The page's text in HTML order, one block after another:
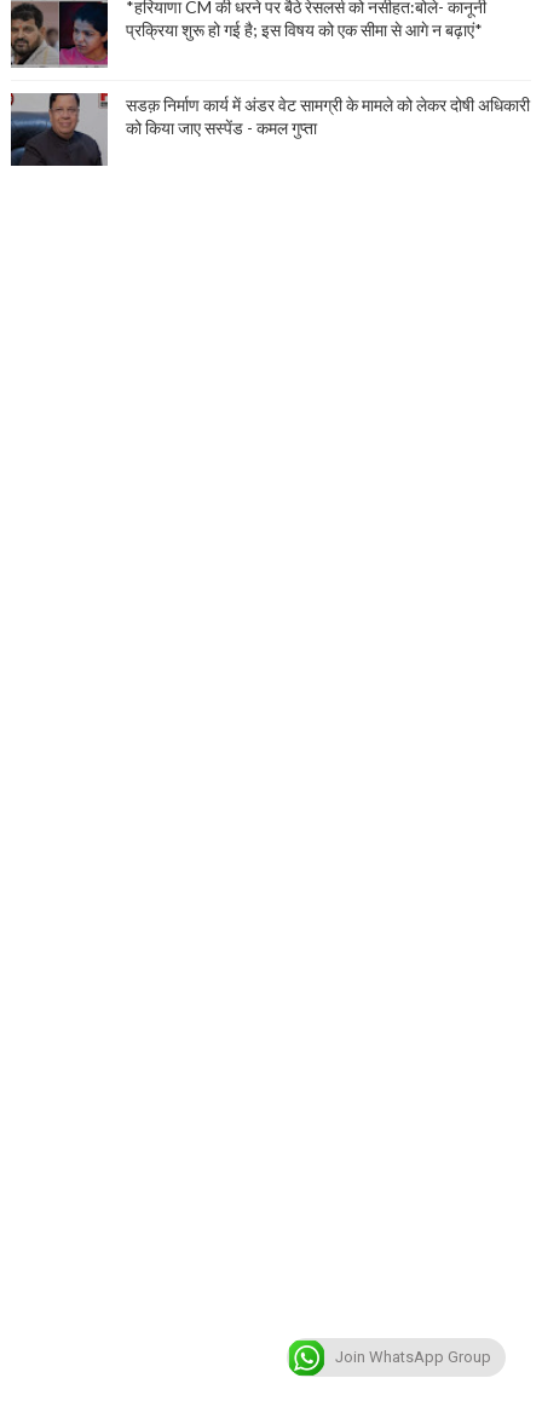
*हरियाणा CM की धरने पर बैठे रेसलर्स को नसीहत:बोले- कानूनी
प्रक्रिया शुरू हो गई है; इस विषय को एक सीमा से आगे न बढ़ाएं*
सडक़ निर्माण कार्य में अंडर वेट सामग्री के मामले को लेकर दोषी अधिकारी
को किया जाए सस्पेंड - कमल गुप्ता
Join WhatsApp Group